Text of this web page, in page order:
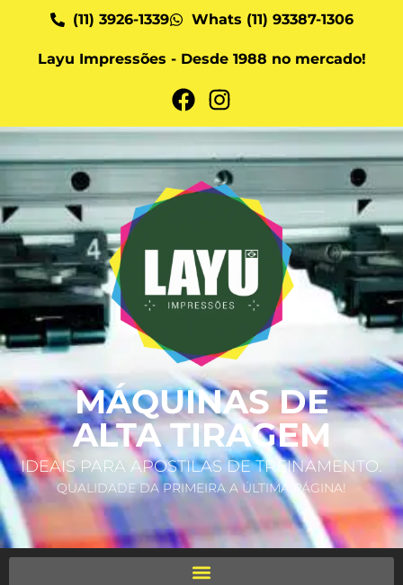
(11) 3926-1339 Whats (11) 93387-1306
Layu Impressões - Desde 1988 no mercado!
MÁQUINAS DE
ALTA TIRAGEM
IDEAIS PARA APOSTILAS DE TREINAMENTO.
QUALIDADE DA PRIMEIRA A ÚLTIMA PÁGINA!